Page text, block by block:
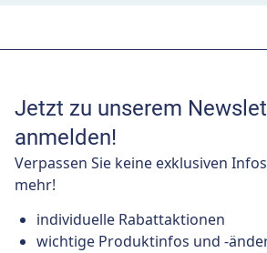
Jetzt zu unserem
anmelden!
Verpassen Sie keine exklusiven
mehr!
individuelle Rabattaktionen
wichtige Produktinfos und -